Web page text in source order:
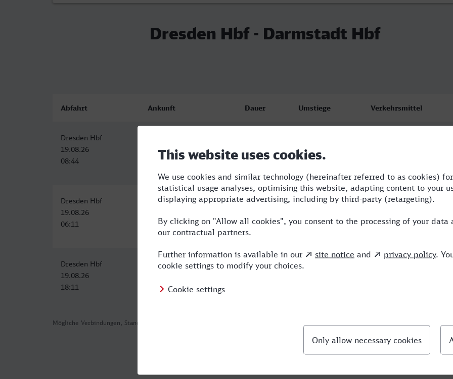
Dresden Hbf - Darmstadt Hbf
Mögliche Verbindungen, Stand: 2026-08-05 17:04
Abfahrt Ankunft Dauer Umstiege Verkehrsmittel
Dresden Hbf
19.08.26
08:44
19.08.26
13:25
Dresden Hbf
19.08.26
06:11
Darmstadt Hbf
11:25
5:14 1 RB,ICE
Dresden Hbf
19.08.26
18:11
Darmstadt Hbf
23:20
5:09 1